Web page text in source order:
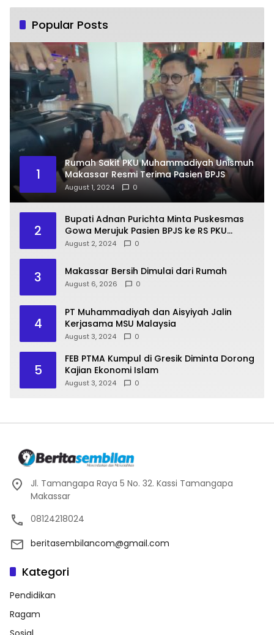
Popular Posts
1
Rumah Sakit PKU Muhammadiyah Unismuh
Makassar Resmi Terima Pasien BPJS
August 1, 2024 0
2
Bupati Adnan Purichta Minta Puskesmas
Gowa Merujuk Pasien BPJS ke RS PKU
Muhammadiyah Unismuh Makassar
August 2, 2024 0
3 Makassar Bersih Dimulai dari Rumah
August 6, 2026 0
4
PT Muhammadiyah dan Aisyiyah Jalin
Kerjasama MSU Malaysia
August 3, 2024 0
5
FEB PTMA Kumpul di Gresik Diminta Dorong
Kajian Ekonomi Islam
August 3, 2024 0
Jl. Tamangapa Raya 5 No. 32. Kassi Tamangapa
Makassar
08124218024
beritasembilancom@gmail.com
Kategori
Pendidikan
Ragam